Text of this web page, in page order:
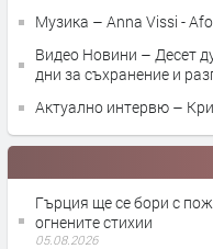
Музика – Anna Vissi -
Видео Новини – Десет
дни за съхранение и
Актуално интервю –
Гърция ще се бори с
огнените стихии
05.08.2026